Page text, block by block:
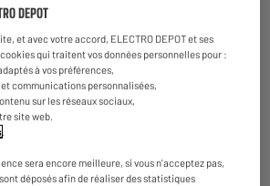
DEPOT
et avec votre accord, ELECTRO DEPOT et ses
qui traitent vos données personnelles pour :
à vos préférences,
communications personnalisées,
sur les réseaux sociaux,
site web.
.
sera encore meilleure, si vous n'acceptez pas,
déposés afin de réaliser des statistiques